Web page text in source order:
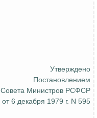
Утверждено
Постановлением
Совета Министров РСФСР
от 6 декабря 1979 г. N 595